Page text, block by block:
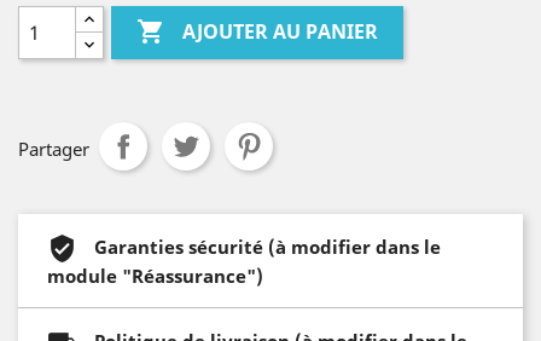
 AJOUTER AU PANIER
Partager
Garanties sécurité (à modifier dans le
module "Réassurance")